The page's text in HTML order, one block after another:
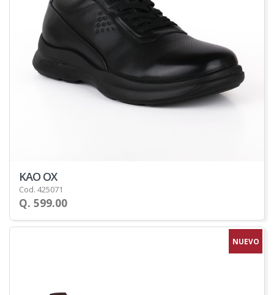
KAO OX
Cod. 425071
Q. 599.00
NUEVO